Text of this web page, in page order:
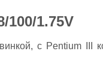
100/1.75V
с Pentium III